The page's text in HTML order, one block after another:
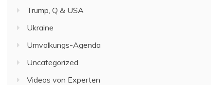
Trump, Q & USA
Ukraine
Umvolkungs-Agenda
Uncategorized
Videos von Experten